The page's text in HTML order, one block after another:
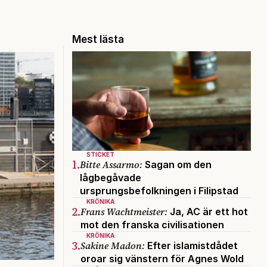
Mest lästa
STICKET
1.Bitte Assarmo: Sagan om den
lågbegåvade
ursprungsbefolkningen i Filipstad
KRÖNIKA
2.Frans Wachtmeister: Ja, AC är ett hot
mot den franska civilisationen
KRÖNIKA
3.Sakine Madon: Efter islamistdådet
oroar sig vänstern för Agnes Wold